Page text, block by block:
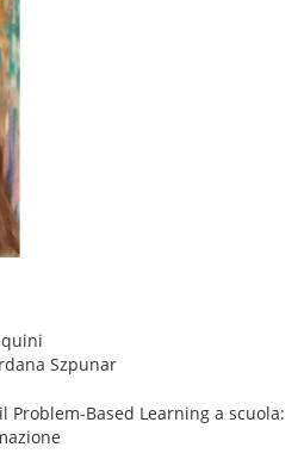
Szpunar
Problem-Based Learning a scuola: